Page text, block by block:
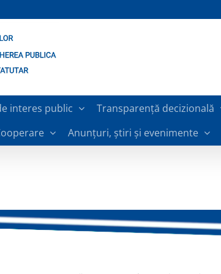
interes public Transparență decizională
Anunțuri, știri și evenimente